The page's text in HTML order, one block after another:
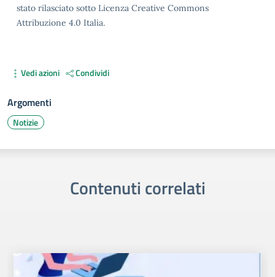
stato rilasciato sotto Licenza Creative Commons
Attribuzione 4.0 Italia.
Vedi azioni Condividi
Argomenti
Notizie
Contenuti correlati